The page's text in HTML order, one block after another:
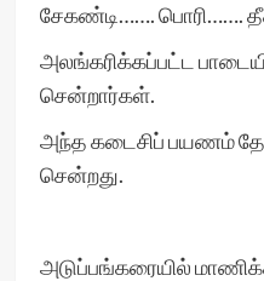
சேகண்டி……. பொரி…….
அலங்கரிக்கப்பட்ட
சென்றார்கள்.
அந்த கடைசிப் பயணம்
சென்றது.
அடுப்பங்கரையில்